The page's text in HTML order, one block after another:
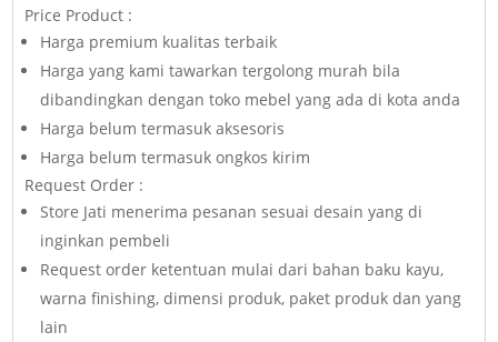
Price Product :
Harga premium kualitas terbaik
Harga yang kami tawarkan tergolong murah bila
dibandingkan dengan toko mebel yang ada di kota anda
Harga belum termasuk aksesoris
Harga belum termasuk ongkos kirim
Request Order :
Store Jati menerima pesanan sesuai desain yang di
inginkan pembeli
Request order ketentuan mulai dari bahan baku kayu,
warna finishing, dimensi produk, paket produk dan yang
lain